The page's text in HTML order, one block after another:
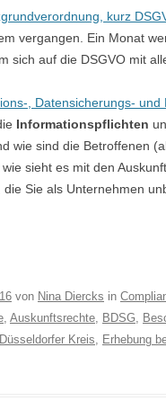
kurz
vergangen. Ein Monat
sich auf die DSGVO mit
, Datensicherungs- und
Informationspflichten
wie sind die Betroffenen
sieht es mit den
Sie als Unternehmen
von Nina Diercks in
, Auskunftsrechte, BDSG,
Düsseldorfer Kreis, Erhebung